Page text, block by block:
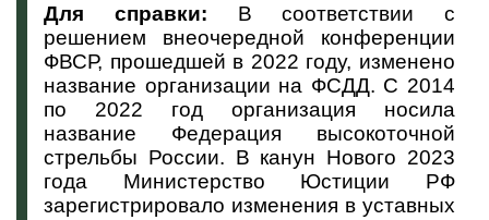
Для справки: В соответствии с
решением внеочередной конференции
ФВСР, прошедшей в 2022 году, изменено
название организации на ФСДД. С 2014
по 2022 год организация носила
название Федерация высокоточной
стрельбы России. В канун Нового 2023
года Министерство Юстиции РФ
зарегистрировало изменения в уставных